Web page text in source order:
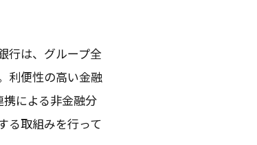
行は、グループ全
利便性の高い金融
による非金融分
る取組みを行って